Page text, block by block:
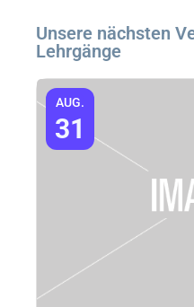
Unsere nächsten
Lehrgänge
AUG.
31